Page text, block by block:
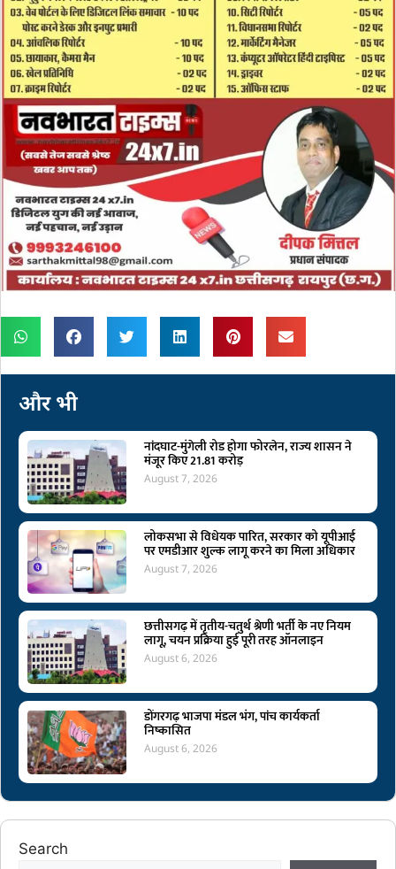
और भी
नांदघाट-मुंगेली रोड होगा फोरलेन, राज्य शासन ने
मंजूर किए 21.81 करोड़
August 7, 2026
लोकसभा से विधेयक पारित, सरकार को यूपीआई
पर एमडीआर शुल्क लागू करने का मिला अधिकार
August 7, 2026
छत्तीसगढ़ में तृतीय-चतुर्थ श्रेणी भर्ती के नए नियम
लागू, चयन प्रक्रिया हुई पूरी तरह ऑनलाइन
August 6, 2026
डोंगरगढ़ भाजपा मंडल भंग, पांच कार्यकर्ता
निष्कासित
August 6, 2026
Search